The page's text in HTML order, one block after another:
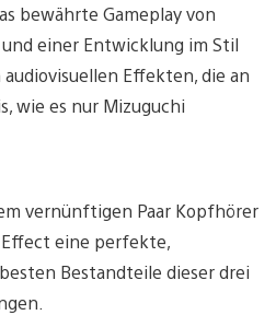
bewährte Gameplay von
einer Entwicklung im Stil
Effekten, die an
wie es nur Mizuguchi
vernünftigen Paar Kopfhörer
eine perfekte,
Bestandteile dieser drei